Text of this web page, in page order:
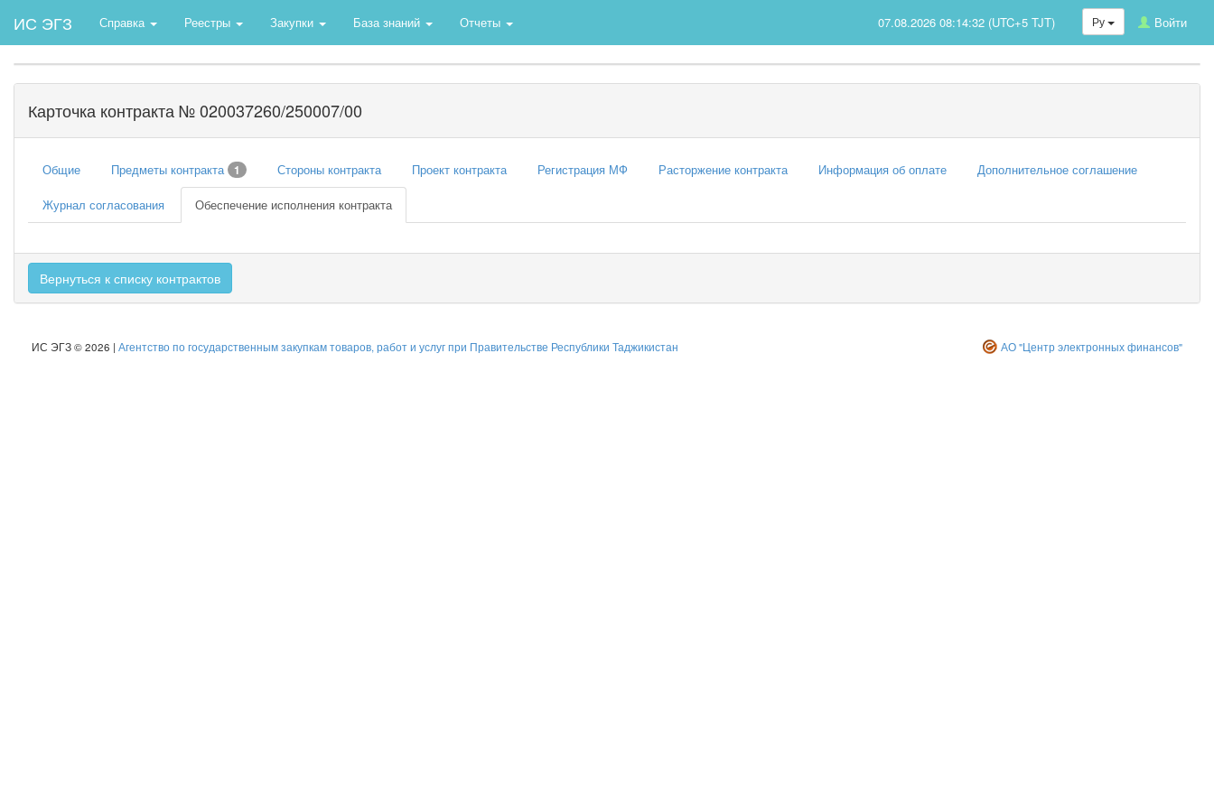
ИС ЭГЗ Справка Реестры Закупки База знаний Отчеты Ру Войти
07.08.2026 08:14:32 (UTC+5 TJT)
Карточка контракта № 020037260/250007/00
Общие Предметы контракта 1 Стороны контракта Проект контракта Регистрация МФ Расторжение контракта Информация об оплате Дополнительное соглашение
Журнал согласования Обеспечение исполнения контракта
Вернуться к списку контрактов
ИС ЭГЗ © 2026 | Агентство по государственным закупкам товаров, работ и услуг при Правительстве Республики Таджикистан АО "Центр электронных финансов"